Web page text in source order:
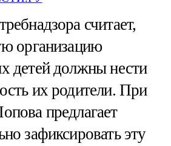
считает,
организацию
детей должны нести
их родители. При
предлагает
зафиксировать эту